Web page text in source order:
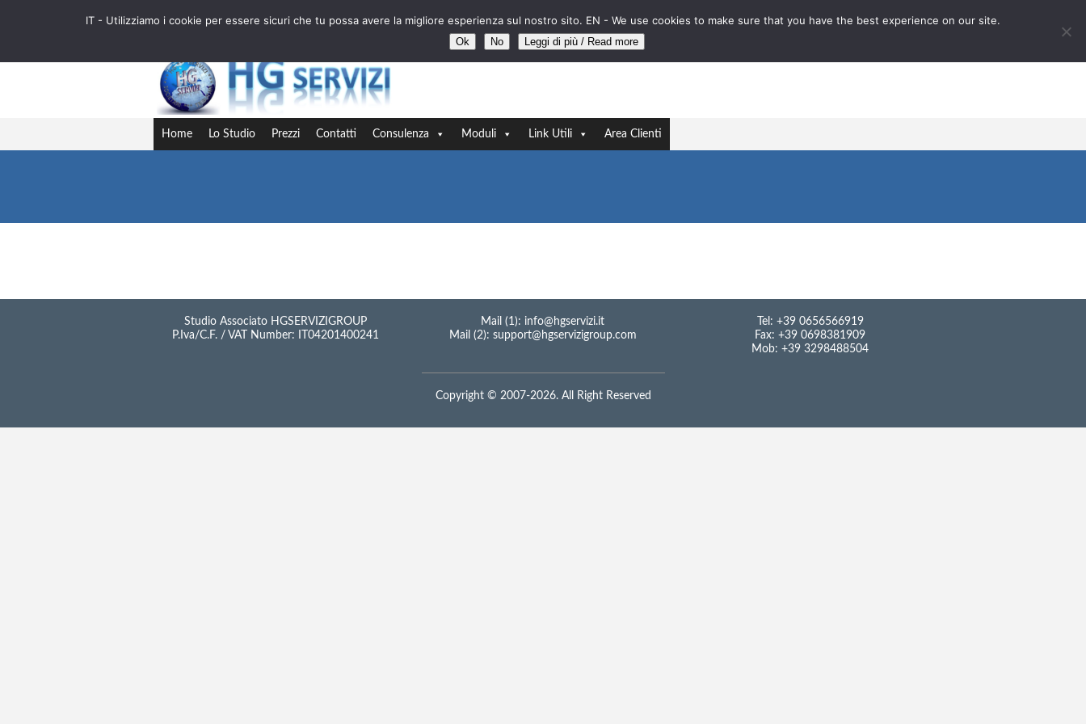
IT EN FR DE ES AL RO
Home Lo Studio Prezzi Contatti Consulenza Moduli Link Utili Area Clienti
Studio Associato HGSERVIZIGROUP
P.Iva/C.F. / VAT Number: IT04201400241
Mail (1): info@hgservizi.it
Mail (2): support@hgservizigroup.com
Tel: +39 0656566919
Fax: +39 0698381909
Mob: +39 3298488504
Copyright © 2007-2026. All Right Reserved
IT - Utilizziamo i cookie per essere sicuri che tu possa avere la migliore esperienza sul nostro sito. EN - We use cookies to make sure that you have the best experience on our site.
Ok No Leggi di più / Read more